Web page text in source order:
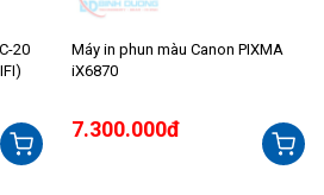
20
Máy in phun màu Canon PIXMA
iX6870
7.300.000đ